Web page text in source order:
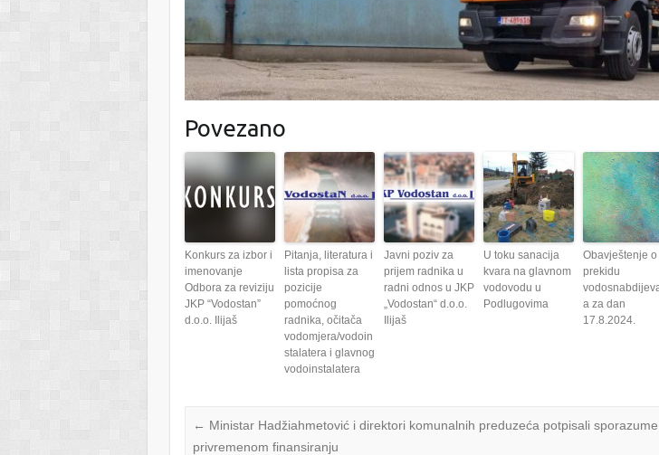
Povezano
Konkurs za izbor i
imenovanje
Odbora za reviziju
JKP “Vodostan”
d.o.o. Ilijaš
Pitanja, literatura i
lista propisa za
pozicije
pomoćnog
radnika, očitača
vodomjera/vodoin
stalatera i glavnog
vodoinstalatera
Javni poziv za
prijem radnika u
radni odnos u JKP
„Vodostan“ d.o.o.
Ilijaš
U toku sanacija
kvara na glavnom
vodovodu u
Podlugovima
Obavještenje o
prekidu
a za dan
17.8.2024.
← Ministar Hadžiahmetović i direktori komunalnih preduzeća potpisali
privremenom finansiranju